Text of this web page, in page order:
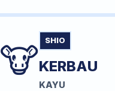
🐮 SHIO
KERBAU
KAYU